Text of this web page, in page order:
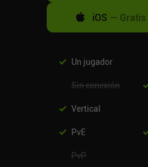
iOS — Gratis
Un jugador
Sin conexión
Vertical
PvE
PvP